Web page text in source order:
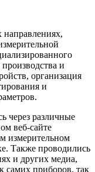
направлениях,
и
организация
и
через различные
веб-сайте
измерительном
Также проводились
и других медиа,
самих приборов, так